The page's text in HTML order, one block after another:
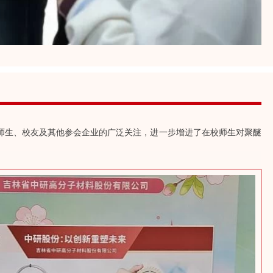
、校友及其他参会企业的广泛关注，进一步增进了在校师生对聚醚